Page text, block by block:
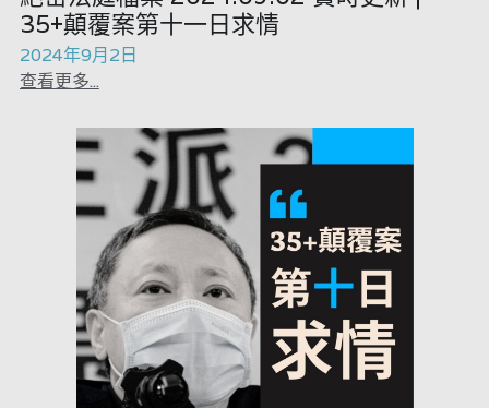
35+顛覆案第十一日求情
2024年9月2日
查看更多...